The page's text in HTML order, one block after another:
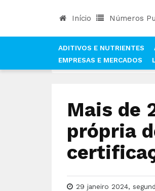
Início Números
ADITIVOS E NUTRIENTES
EMPRESAS E MERCADOS
Mais de
própria
29 janeiro 2024,